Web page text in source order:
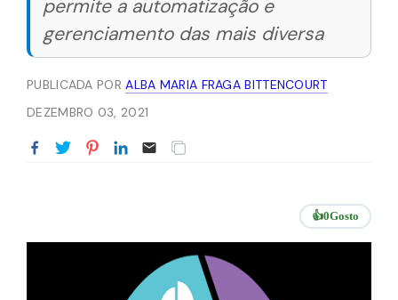
permite a automatização e
gerenciamento das mais diversa
PUBLICADA PORALBA MARIA FRAGA BITTENCOURT
DEZEMBRO 03, 2021
👍0Gosto